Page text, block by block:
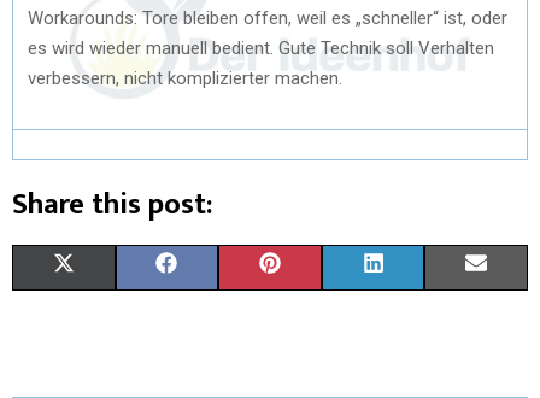
Workarounds: Tore bleiben offen, weil es „schneller“ ist, oder
es wird wieder manuell bedient. Gute Technik soll Verhalten
verbessern, nicht komplizierter machen.
Share this post: